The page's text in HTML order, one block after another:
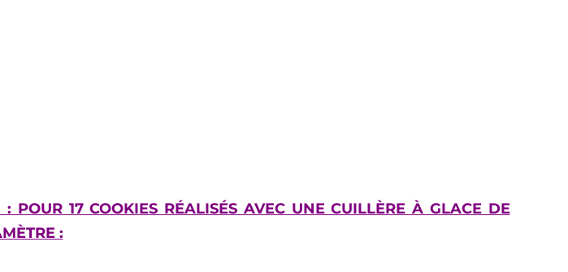
: POUR 17 COOKIES RÉALISÉS AVEC UNE CUILLÈRE À GLACE DE
: